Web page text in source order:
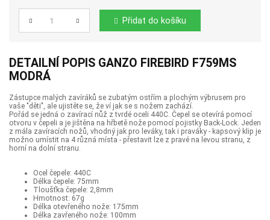
Počet Přidat do košíku
DETAILNÍ POPIS GANZO FIREBIRD F759MS
MODRÁ
Zástupce malých zavíráků se zubatým ostřím a plochým výbrusem pro
vaše "děti", ale ujistěte se, že ví jak se s nožem zachází.
Pořád se jedná o zavírací nůž z tvrdé oceli 440C. Čepel se otevírá pomocí
otvoru v čepeli a je jištěna na hřbetě nože pomocí pojistky Back-Lock. Jeden
z mála zavíracích nožů, vhodný jak pro leváky, tak i praváky - kapsový klip je
možno umístit na 4 různá místa - přestavit lze z pravé na levou stranu, z
horní na dolní stranu.
Ocel čepele: 440C
Délka čepele: 75mm
Tloušťka čepele: 2,8mm
Hmotnost: 67g
Délka otevřeného nože: 175mm
Délka zavřeného nože: 100mm